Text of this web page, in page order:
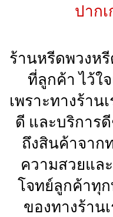
ปาก
ร้านหรีดพวงห
ที่ลูกค้า ไว้ใ
เพราะทางร้าน
ดี และบริการ
ถึงสินค้าจาก
ความสวยแล
โจทย์ลูกค้าทุ
ของทางร้าน